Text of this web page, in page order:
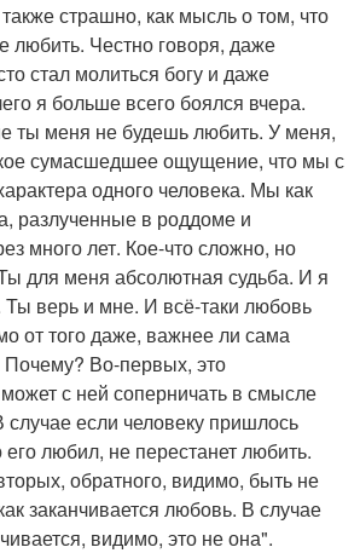
страшно, как мысль о том, что
Честно говоря, даже
стал молиться богу и даже
я больше всего боялся вчера.
ты меня не будешь любить. У меня,
сумасшедшее ощущение, что мы с
одного человека. Мы как
разлученные в роддоме и
много лет. Кое-что сложно, но
для меня абсолютная судьба. И я
Ты верь и мне. И всё-таки любовь
от того даже, важнее ли сама
Почему? Во-первых, это
с ней соперничать в смысле
случае если человеку пришлось
его любил, не перестанет любить.
обратного, видимо, быть не
заканчивается любовь. В случае
видимо, это не она".